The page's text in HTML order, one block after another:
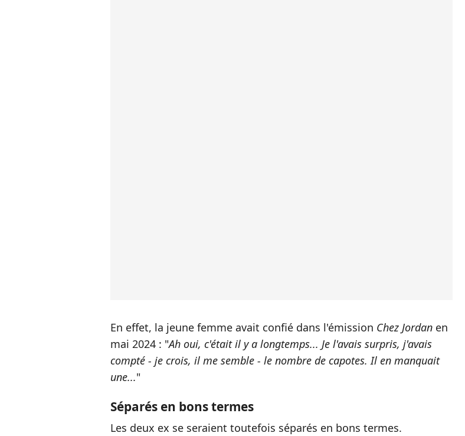
En effet, la jeune femme avait confié dans l'émission Chez Jordan en
mai 2024 : "Ah oui, c'était il y a longtemps... Je l'avais surpris, j'avais
compté - je crois, il me semble - le nombre de capotes. Il en manquait
une..."
Séparés en bons termes
Les deux ex se seraient toutefois séparés en bons termes.